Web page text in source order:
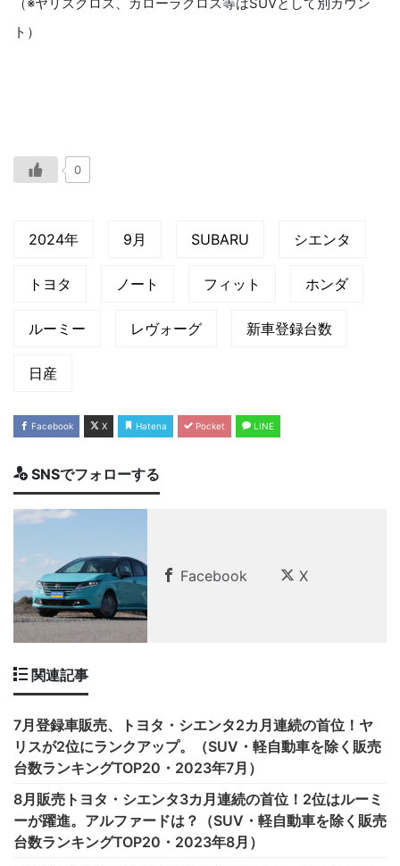
ト）
0
2024年 9月 SUBARU シエンタ
トヨタ ノート フィット ホンダ
ルーミー レヴォーグ 新車登録台数
日産
Facebook X Hatena Pocket LINE
SNSでフォローする
Facebook X
関連記事
7月登録車販売、トヨタ・シエンタ2カ月連続の首位！ヤ
リスが2位にランクアップ。（SUV・軽自動車を除く販売
台数ランキングTOP20・2023年7月）
8月販売トヨタ・シエンタ3カ月連続の首位！2位はルーミ
ーが躍進。アルファードは？（SUV・軽自動車を除く販売
台数ランキングTOP20・2023年8月）